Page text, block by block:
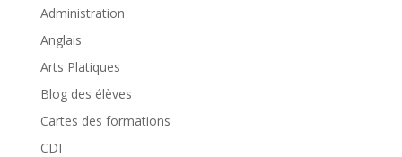
Administration
Anglais
Arts Platiques
Blog des élèves
Cartes des formations
CDI